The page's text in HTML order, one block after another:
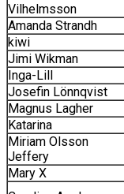
Vilhelmsson
Amanda Strandh
kiwi
Jimi Wikman
Inga-Lill
Josefin Lönnqvist
Magnus Lagher
Katarina
Miriam Olsson
Jeffery
Mary X